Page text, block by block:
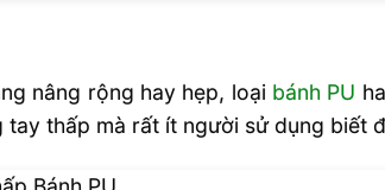
nâng rộng hay hẹp, loại bánh PU
thấp mà rất ít người sử dụng biết